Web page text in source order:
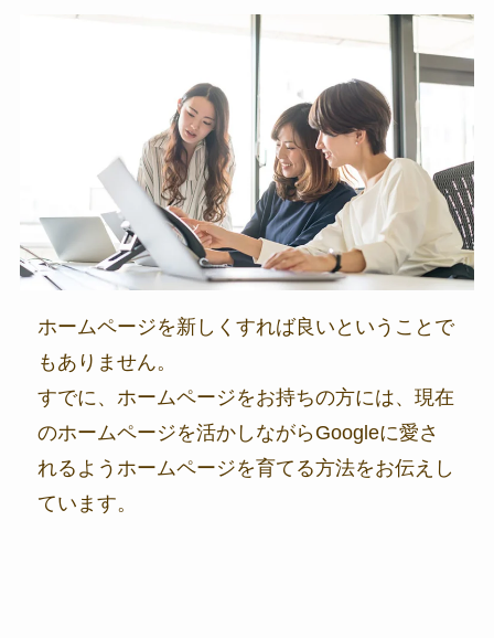
ホームページを新しくすれば良いということで
もありません。
すでに、ホームページをお持ちの方には、現在
のホームページを活かしながらGoogleに愛さ
れるようホームページを育てる方法をお伝えし
ています。